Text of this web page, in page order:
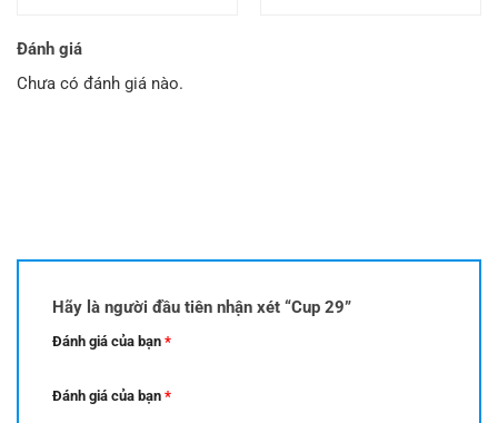
Đánh giá
Chưa có đánh giá nào.
Hãy là người đầu tiên nhận xét “Cup 29”
Đánh giá của bạn *
Đánh giá của bạn *